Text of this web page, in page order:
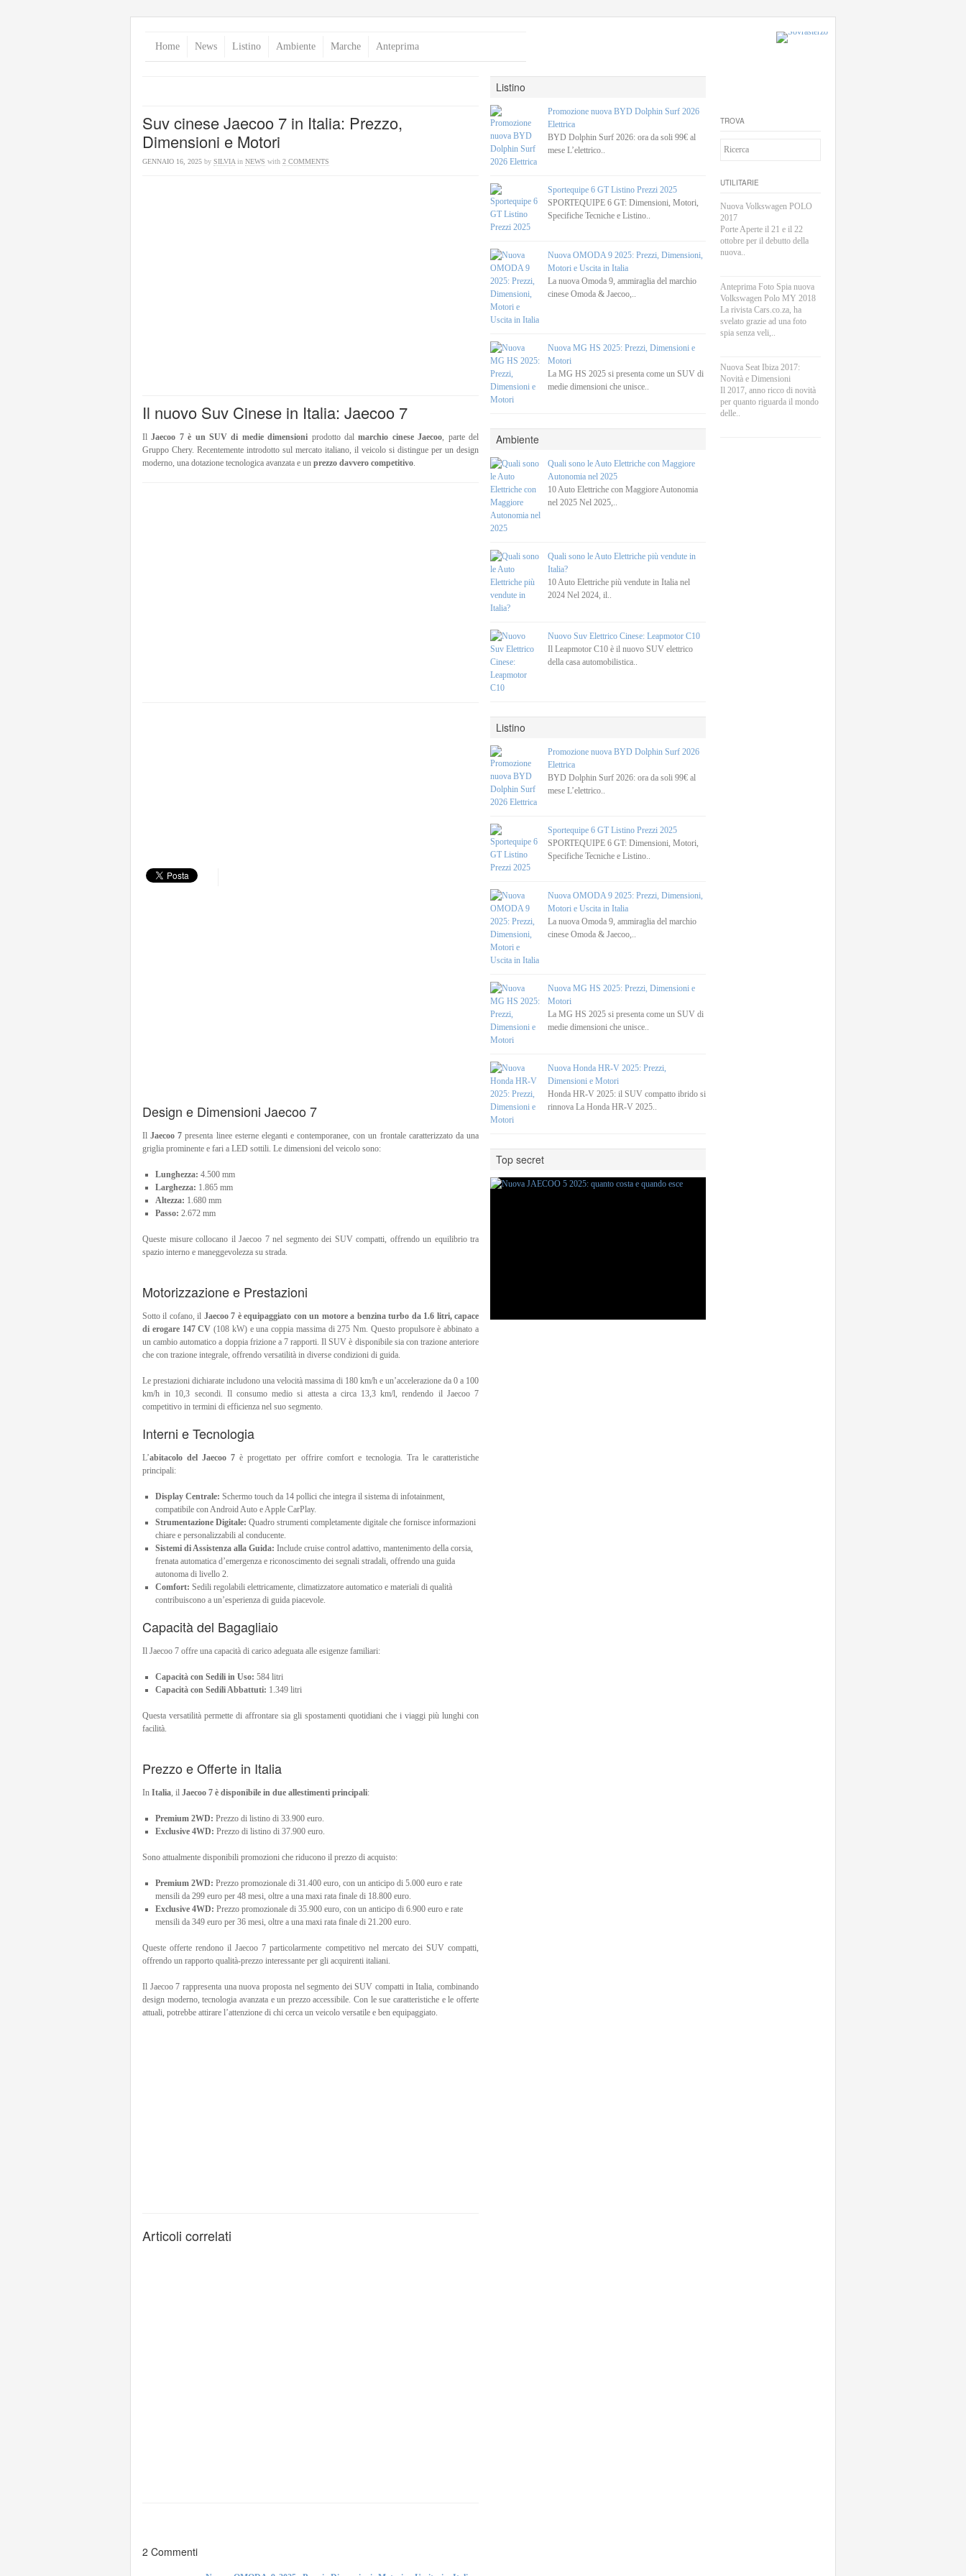
Home News Listino Ambiente Marche Anteprima
Suv cinese Jaecoo 7 in Italia: Prezzo,
Dimensioni e Motori
GENNAIO 16, 2025 by SILVIA in NEWS with 2 COMMENTS
Il nuovo Suv Cinese in Italia: Jaecoo 7
IlJaecoo 7 è un SUV di medie dimensioni prodotto dal marchio cinese Jaecoo, parte del
Gruppo Chery. Recentemente introdotto sul mercato italiano, il veicolo si distingue per un design
moderno, una dotazione tecnologica avanzata e un prezzo davvero competitivo.
Design e Dimensioni Jaecoo 7
IlJaecoo 7 presenta linee esterne eleganti e contemporanee, con un frontale caratterizzato da una
griglia prominente e fari a LED sottili. Le dimensioni del veicolo sono:
Lunghezza: 4.500 mm
Larghezza: 1.865 mm
Altezza: 1.680 mm
Passo: 2.672 mm
Queste misure collocano il Jaecoo 7 nel segmento dei SUV compatti, offrendo un equilibrio tra
spazio interno e maneggevolezza su strada.
Motorizzazione e Prestazioni
Sotto il cofano, il Jaecoo 7 è equipaggiato con un motore a benzina turbo da 1.6 litri, capace
di erogare 147 CV (108 kW) e una coppia massima di 275 Nm. Questo propulsore è abbinato a
un cambio automatico a doppia frizione a 7 rapporti. Il SUV è disponibile sia con trazione anteriore
che con trazione integrale, offrendo versatilità in diverse condizioni di guida.
Le prestazioni dichiarate includono una velocità massima di 180 km/h e un’accelerazione da 0 a 100
km/h in 10,3 secondi. Il consumo medio si attesta a circa 13,3 km/l, rendendo il Jaecoo 7
competitivo in termini di efficienza nel suo segmento.
Interni e Tecnologia
L’abitacolo del Jaecoo 7 è progettato per offrire comfort e tecnologia. Tra le caratteristiche
principali:
Display Centrale: Schermo touch da 14 pollici che integra il sistema di infotainment,
compatibile con Android Auto e Apple CarPlay.
Strumentazione Digitale: Quadro strumenti completamente digitale che fornisce informazioni
chiare e personalizzabili al conducente.
Sistemi di Assistenza alla Guida: Include cruise control adattivo, mantenimento della corsia,
frenata automatica d’emergenza e riconoscimento dei segnali stradali, offrendo una guida
autonoma di livello 2.
Comfort: Sedili regolabili elettricamente, climatizzatore automatico e materiali di qualità
contribuiscono a un’esperienza di guida piacevole.
Capacità del Bagagliaio
Il Jaecoo 7 offre una capacità di carico adeguata alle esigenze familiari:
Capacità con Sedili in Uso: 584 litri
Capacità con Sedili Abbattuti: 1.349 litri
Questa versatilità permette di affrontare sia gli spostamenti quotidiani che i viaggi più lunghi con
facilità.
Prezzo e Offerte in Italia
In Italia, il Jaecoo 7 è disponibile in due allestimenti principali:
Premium 2WD: Prezzo di listino di 33.900 euro.
Exclusive 4WD: Prezzo di listino di 37.900 euro.
Sono attualmente disponibili promozioni che riducono il prezzo di acquisto:
Premium 2WD: Prezzo promozionale di 31.400 euro, con un anticipo di 5.000 euro e rate
mensili da 299 euro per 48 mesi, oltre a una maxi rata finale di 18.800 euro.
Exclusive 4WD: Prezzo promozionale di 35.900 euro, con un anticipo di 6.900 euro e rate
mensili da 349 euro per 36 mesi, oltre a una maxi rata finale di 21.200 euro.
Queste offerte rendono il Jaecoo 7 particolarmente competitivo nel mercato dei SUV compatti,
offrendo un rapporto qualità-prezzo interessante per gli acquirenti italiani.
Il Jaecoo 7 rappresenta una nuova proposta nel segmento dei SUV compatti in Italia, combinando
design moderno, tecnologia avanzata e un prezzo accessibile. Con le sue caratteristiche e le offerte
attuali, potrebbe attirare l’attenzione di chi cerca un veicolo versatile e ben equipaggiato.
Articoli correlati
2 Commenti
Listino
Promozione nuova BYD Dolphin Surf 2026
Elettrica
BYD Dolphin Surf 2026: ora da soli 99€ al
mese L’elettrico..
Sportequipe 6 GT Listino Prezzi 2025
SPORTEQUIPE 6 GT: Dimensioni, Motori,
Specifiche Tecniche e Listino..
Nuova OMODA 9 2025: Prezzi, Dimensioni,
Motori e Uscita in Italia
La nuova Omoda 9, ammiraglia del marchio
cinese Omoda & Jaecoo,..
Nuova MG HS 2025: Prezzi, Dimensioni e
Motori
La MG HS 2025 si presenta come un SUV di
medie dimensioni che unisce..
Ambiente
Quali sono le Auto Elettriche con Maggiore
Autonomia nel 2025
10 Auto Elettriche con Maggiore Autonomia
nel 2025 Nel 2025,..
Quali sono le Auto Elettriche più vendute in
Italia?
10 Auto Elettriche più vendute in Italia nel
2024 Nel 2024, il..
Nuovo Suv Elettrico Cinese: Leapmotor C10
Il Leapmotor C10 è il nuovo SUV elettrico
della casa automobilistica..
Listino
Promozione nuova BYD Dolphin Surf 2026
Elettrica
BYD Dolphin Surf 2026: ora da soli 99€ al
mese L’elettrico..
Sportequipe 6 GT Listino Prezzi 2025
SPORTEQUIPE 6 GT: Dimensioni, Motori,
Specifiche Tecniche e Listino..
Nuova OMODA 9 2025: Prezzi, Dimensioni,
Motori e Uscita in Italia
La nuova Omoda 9, ammiraglia del marchio
cinese Omoda & Jaecoo,..
Nuova MG HS 2025: Prezzi, Dimensioni e
Motori
La MG HS 2025 si presenta come un SUV di
medie dimensioni che unisce..
Nuova Honda HR-V 2025: Prezzi,
Dimensioni e Motori
Honda HR-V 2025: il SUV compatto ibrido si
rinnova La Honda HR-V 2025..
Top secret
TROVA
UTILITARIE
Nuova Volkswagen POLO
2017
Porte Aperte il 21 e il 22
ottobre per il debutto della
nuova..
Anteprima Foto Spia nuova
Volkswagen Polo MY 2018
La rivista Cars.co.za, ha
svelato grazie ad una foto
spia senza veli,..
Nuova Seat Ibiza 2017:
Novità e Dimensioni
Il 2017, anno ricco di novità
per quanto riguarda il mondo
delle..